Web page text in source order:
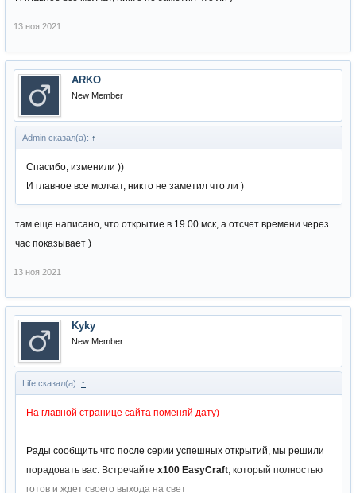
Ждём вас и ваших друзей, открытие обещает быть жарким !
13 ноя 2021
ARKO
New Member
Admin сказал(а): ↑
Спасибо, изменили ))
И главное все молчат, никто не заметил что ли )
там еще написано, что открытие в 19.00 мск, а отсчет времени через
час показывает )
13 ноя 2021
Kyky
New Member
Life сказал(а): ↑
На главной странице сайта поменяй дату)
Рады сообщить что после серии успешных открытий, мы решили
порадовать вас. Встречайте х100 EasyCraft, который полностью
готов и ждет своего выхода на свет